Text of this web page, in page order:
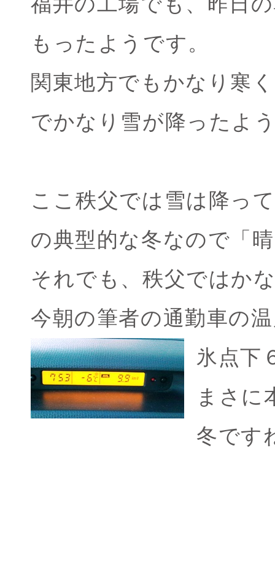
もったようです。
関東地方でもかなり寒
でかなり雪が降ったよ
ここ秩父では雪は降っ
の典型的な冬なので「
それでも、秩父ではか
今朝の筆者の通勤車の
氷点下
まさに
冬です